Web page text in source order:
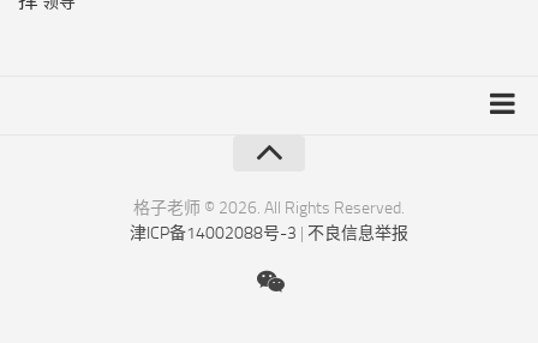
格子老师 © 2026. All Rights Reserved.
津ICP备14002088号-3 | 不良信息举报